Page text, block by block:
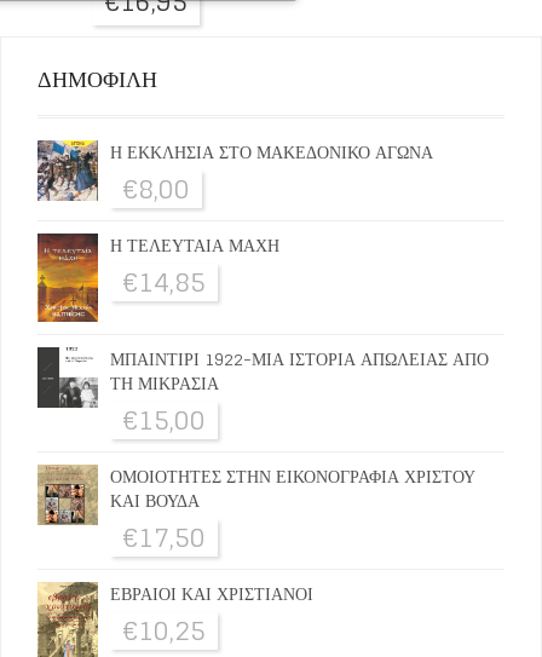
ΔΗΜΟΦΙΛΗ
Η ΕΚΚΛΗΣΙΑ ΣΤΟ ΜΑΚΕΔΟΝΙΚΟ ΑΓΩΝΑ
€8,00
Η ΤΕΛΕΥΤΑΙΑ ΜΑΧΗ
€14,85
ΜΠΑΙΝΤΙΡΙ 1922-ΜΙΑ ΙΣΤΟΡΙΑ ΑΠΩΛΕΙΑΣ ΑΠΟ
ΤΗ ΜΙΚΡΑΣΙΑ
€15,00
ΟΜΟΙΟΤΗΤΕΣ ΣΤΗΝ ΕΙΚΟΝΟΓΡΑΦΙΑ ΧΡΙΣΤΟΥ
ΚΑΙ ΒΟΥΔΑ
€17,50
ΕΒΡΑΙΟΙ ΚΑΙ ΧΡΙΣΤΙΑΝΟΙ
€10,25